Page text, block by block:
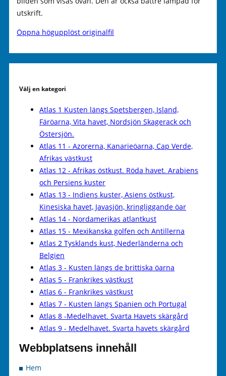
utskrift.
Öppna högupplöst originalfil
Välj en kategori
Atlas 1 Kusten längs Spetsbergen, Island,
Färöarna, Vita havet, Nordsjön Skagerack och
Östersjön.
Atlas 11 - Azorerna, Kanarieöarna, Cap Verde,
Afrikas västkust
Atlas 12 - Afrikas östkust. Röda havet. Arabiens
och Persiens kuster
Atlas 13 - Indiens kuster, Asiens östkust,
Kinesiska havet, Javasjön, kringliggande öar
Atlas 14 - Nordamerikas atlantkust
Atlas 15 - Mexikanska golfen och Antillerna
Atlas 2 Tysklands kust, Nederländerna och
Belgien
Atlas 3 - Kusten längs de brittiska öarna
Atlas 5 - Frankrikes västkust
Atlas 6 - Frankrikes västkust
Atlas 7 - Kusten längs Spanien och Portugal
Atlas 8 -Medelhavet. Svarta Havets skärgård
Atlas 9 - Medelhavet. Svarta havets skärgård
Webbplatsens innehåll
Hem